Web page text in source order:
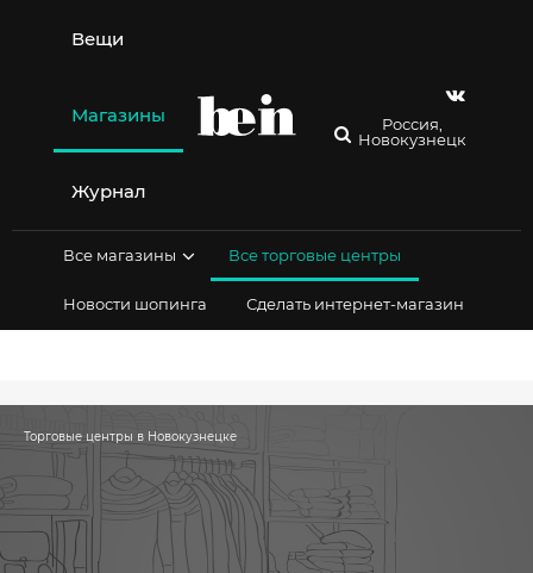
содержимому
Вещи
Магазины
Журнал
Россия,
Новокузнецк
Все магазины Все торговые центры
Новости шопинга Сделать интернет-магазин
Торговые центры в Новокузнецке